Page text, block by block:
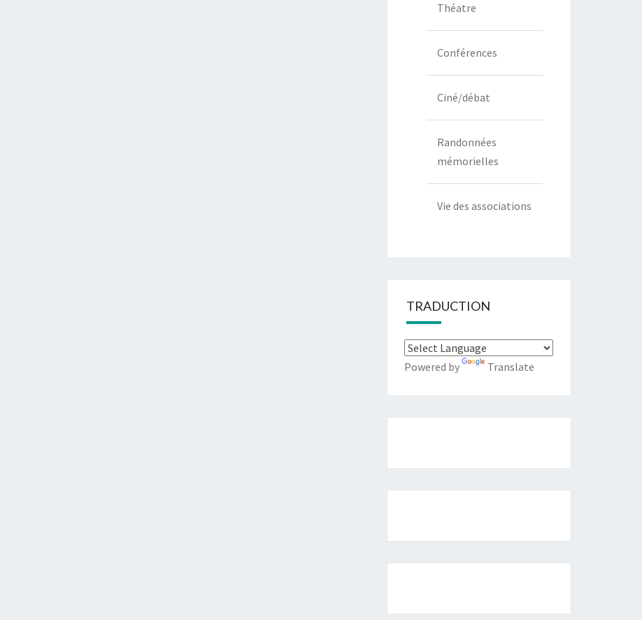
Théatre
Conférences
Ciné/débat
Randonnées
mémorielles
Vie des associations
TRADUCTION
Powered by Translate